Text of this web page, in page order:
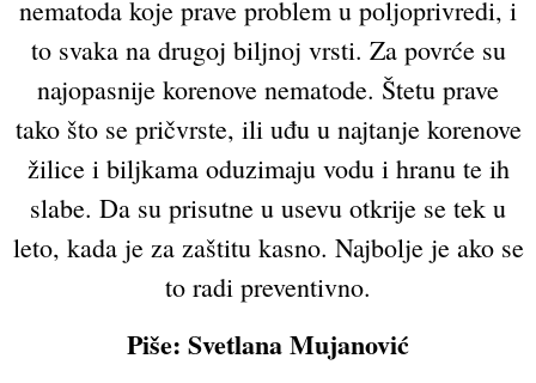
nematoda koje prave problem u poljoprivredi, i
to svaka na drugoj biljnoj vrsti. Za povrće su
najopasnije korenove nematode. Štetu prave
tako što se pričvrste, ili uđu u najtanje korenove
žilice i biljkama oduzimaju vodu i hranu te ih
slabe. Da su prisutne u usevu otkrije se tek u
leto, kada je za zaštitu kasno. Najbolje je ako se
to radi preventivno.
Piše: Svetlana Mujanović